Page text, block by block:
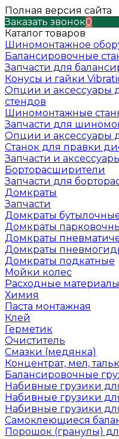
Полная версия сайта
Заказать звонок0
Каталог товаров
Шиномонтажное
Балансировочные
Запчасти для
Конусы и гайки
Опции и аксессуары
стендов
Шиномонтажные
Запчасти для
Опции и аксессуары
Станок для правки
Запчасти и
Борторасширители
Запчасти для
Домкраты
Запчасти
Домкраты
Домкраты
Домкраты
Домкраты
Домкраты подкатные
Мойки колес
Расходные
Химия
Паста монтажная
Клей
Герметик
Очиститель
Смазки (медянка)
Концентрат, мел, тальк
Балансировочные
Набивные грузики
Набивные грузики
Набивные грузики
Самоклеющиеся
Порошок (гранулы)